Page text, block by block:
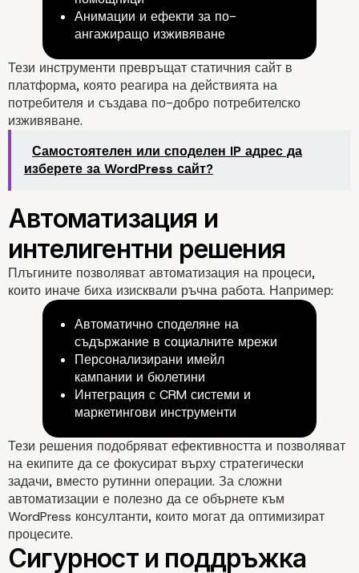
Интерактивни
ангажираност
Анимации и ефекти за по-
ангажиращо изживяване
Тези инструменти превръщат статичния сайт в
платформа, която реагира на действията на
потребителя и създава по-добро потребителско
изживяване.
Самостоятелен или споделен IP адрес да
изберете за WordPress сайт?
Плъгините позволяват автоматизация на процеси,
които иначе биха изисквали ръчна работа. Например:
Автоматично споделяне на
съдържание в социалните мрежи
Персонализирани имейл
кампании и бюлетини
Интеграция с CRM системи и
маркетингови инструменти
Тези решения подобряват ефективността и позволяват
на екипите да се фокусират върху стратегически
задачи, вместо рутинни операции. За сложни
автоматизации е полезно да се обърнете към
WordPress консултанти, които могат да оптимизират
процесите.